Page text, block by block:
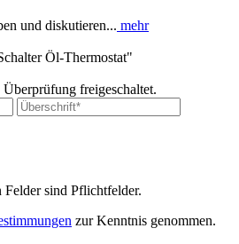
und diskutieren... mehr
Öl-Thermostat"
freigeschaltet.
sind Pflichtfelder.
zur Kenntnis genommen.